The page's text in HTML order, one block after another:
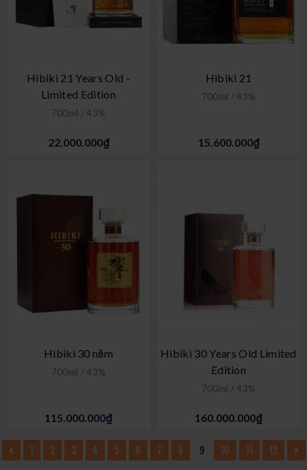
Hibiki 21 Years Old -
Limited Edition
700ml / 43%
22.000.000₫
Hibiki 21
700ml / 43%
15.600.000₫
Hibiki 30 năm
700ml / 43%
115.000.000₫
Hibiki 30 Years Old Limited
Edition
700ml / 43%
160.000.000₫
1 2 3 4 5 6 7 8 9 10 11 12